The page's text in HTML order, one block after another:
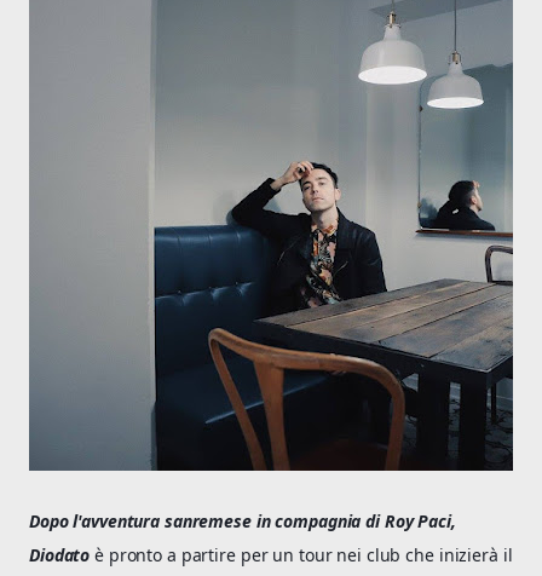
Dopo l'avventura sanremese in compagnia di Roy Paci,
Diodato è pronto a partire per un tour nei club che inizierà il